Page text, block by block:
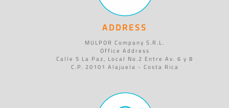
ADDRESS
MULPOR Company S.R.L.
Office Address
Calle 5 La Paz, Local No.2 Entre Av. 6 y 8
C.P. 20101 Alajuela - Costa Rica